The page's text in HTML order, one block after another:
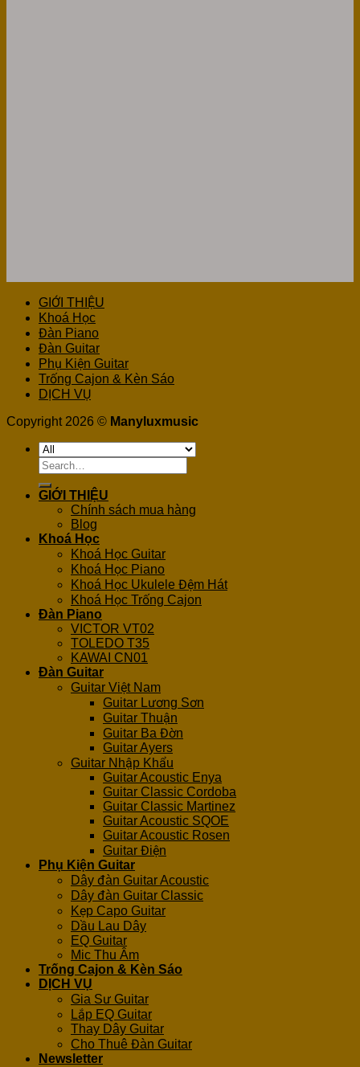
GIỚI THIỆU
Khoá Học
Đàn Piano
Đàn Guitar
Phụ Kiện Guitar
Trống Cajon & Kèn Sáo
DỊCH VỤ
Copyright 2026 © Manyluxmusic
Search
for:
GIỚI THIỆU
Chính sách mua hàng
Blog
Khoá Học
Khoá Học Guitar
Khoá Học Piano
Khoá Học Ukulele Đệm Hát
Khoá Học Trống Cajon
Đàn Piano
VICTOR VT02
TOLEDO T35
KAWAI CN01
Đàn Guitar
Guitar Việt Nam
Guitar Lương Sơn
Guitar Thuận
Guitar Ba Đờn
Guitar Ayers
Guitar Nhập Khẩu
Guitar Acoustic Enya
Guitar Classic Cordoba
Guitar Classic Martinez
Guitar Acoustic SQOE
Guitar Acoustic Rosen
Guitar Điện
Phụ Kiện Guitar
Dây đàn Guitar Acoustic
Dây đàn Guitar Classic
Kẹp Capo Guitar
Dầu Lau Dây
EQ Guitar
Mic Thu Âm
Trống Cajon & Kèn Sáo
DỊCH VỤ
Gia Sư Guitar
Lắp EQ Guitar
Thay Dây Guitar
Cho Thuê Đàn Guitar
Newsletter